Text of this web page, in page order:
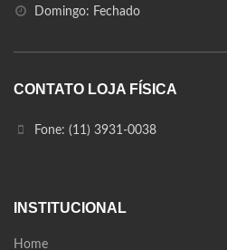
Domingo: Fechado
CONTATO LOJA FÍSICA
Fone: (11) 3931-0038
INSTITUCIONAL
Home